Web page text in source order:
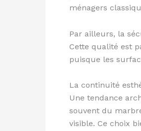
ménagers
Par ailleurs, la
Cette qualité est
puisque les
La continuité
Une tendance
souvent du
visible. Ce choix